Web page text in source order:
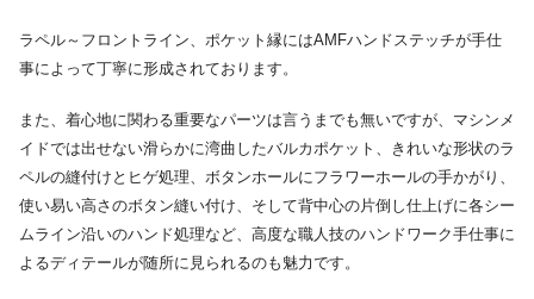
ラペル～フロントライン、ポケット縁にはAMFハンドステッチが手仕
事によって丁寧に形成されております。
また、着心地に関わる重要なパーツは言うまでも無いですが、マシンメ
イドでは出せない滑らかに湾曲したバルカポケット、きれいな形状のラ
ペルの縫付けとヒゲ処理、ボタンホールにフラワーホールの手かがり、
使い易い高さのボタン縫い付け、そして背中心の片倒し仕上げに各シー
ムライン沿いのハンド処理など、高度な職人技のハンドワーク手仕事に
よるディテールが随所に見られるのも魅力です。